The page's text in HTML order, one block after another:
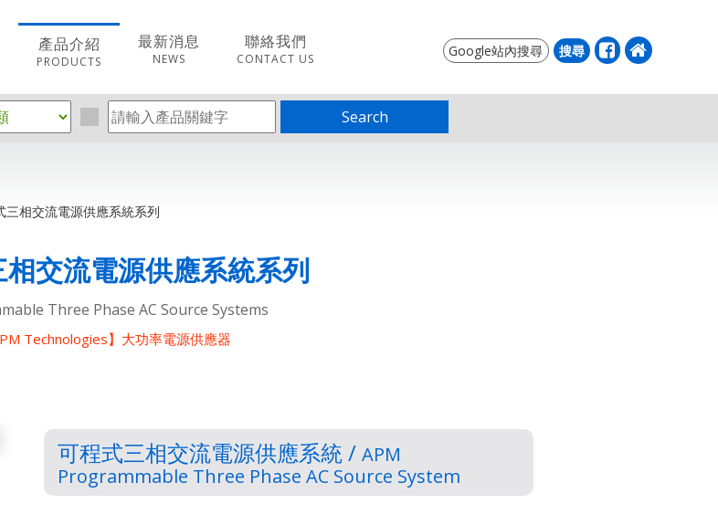
產品介紹
PRODUCTS
最新消息
NEWS
聯絡我們
CONTACT US
Search
三相交流電源供應系統系列
交流電源供應系統系列
Three Phase AC Source Systems
Technologies】大功率電源供應器
可程式三相交流電源供應系統 /APM
Programmable Three Phase AC Source System